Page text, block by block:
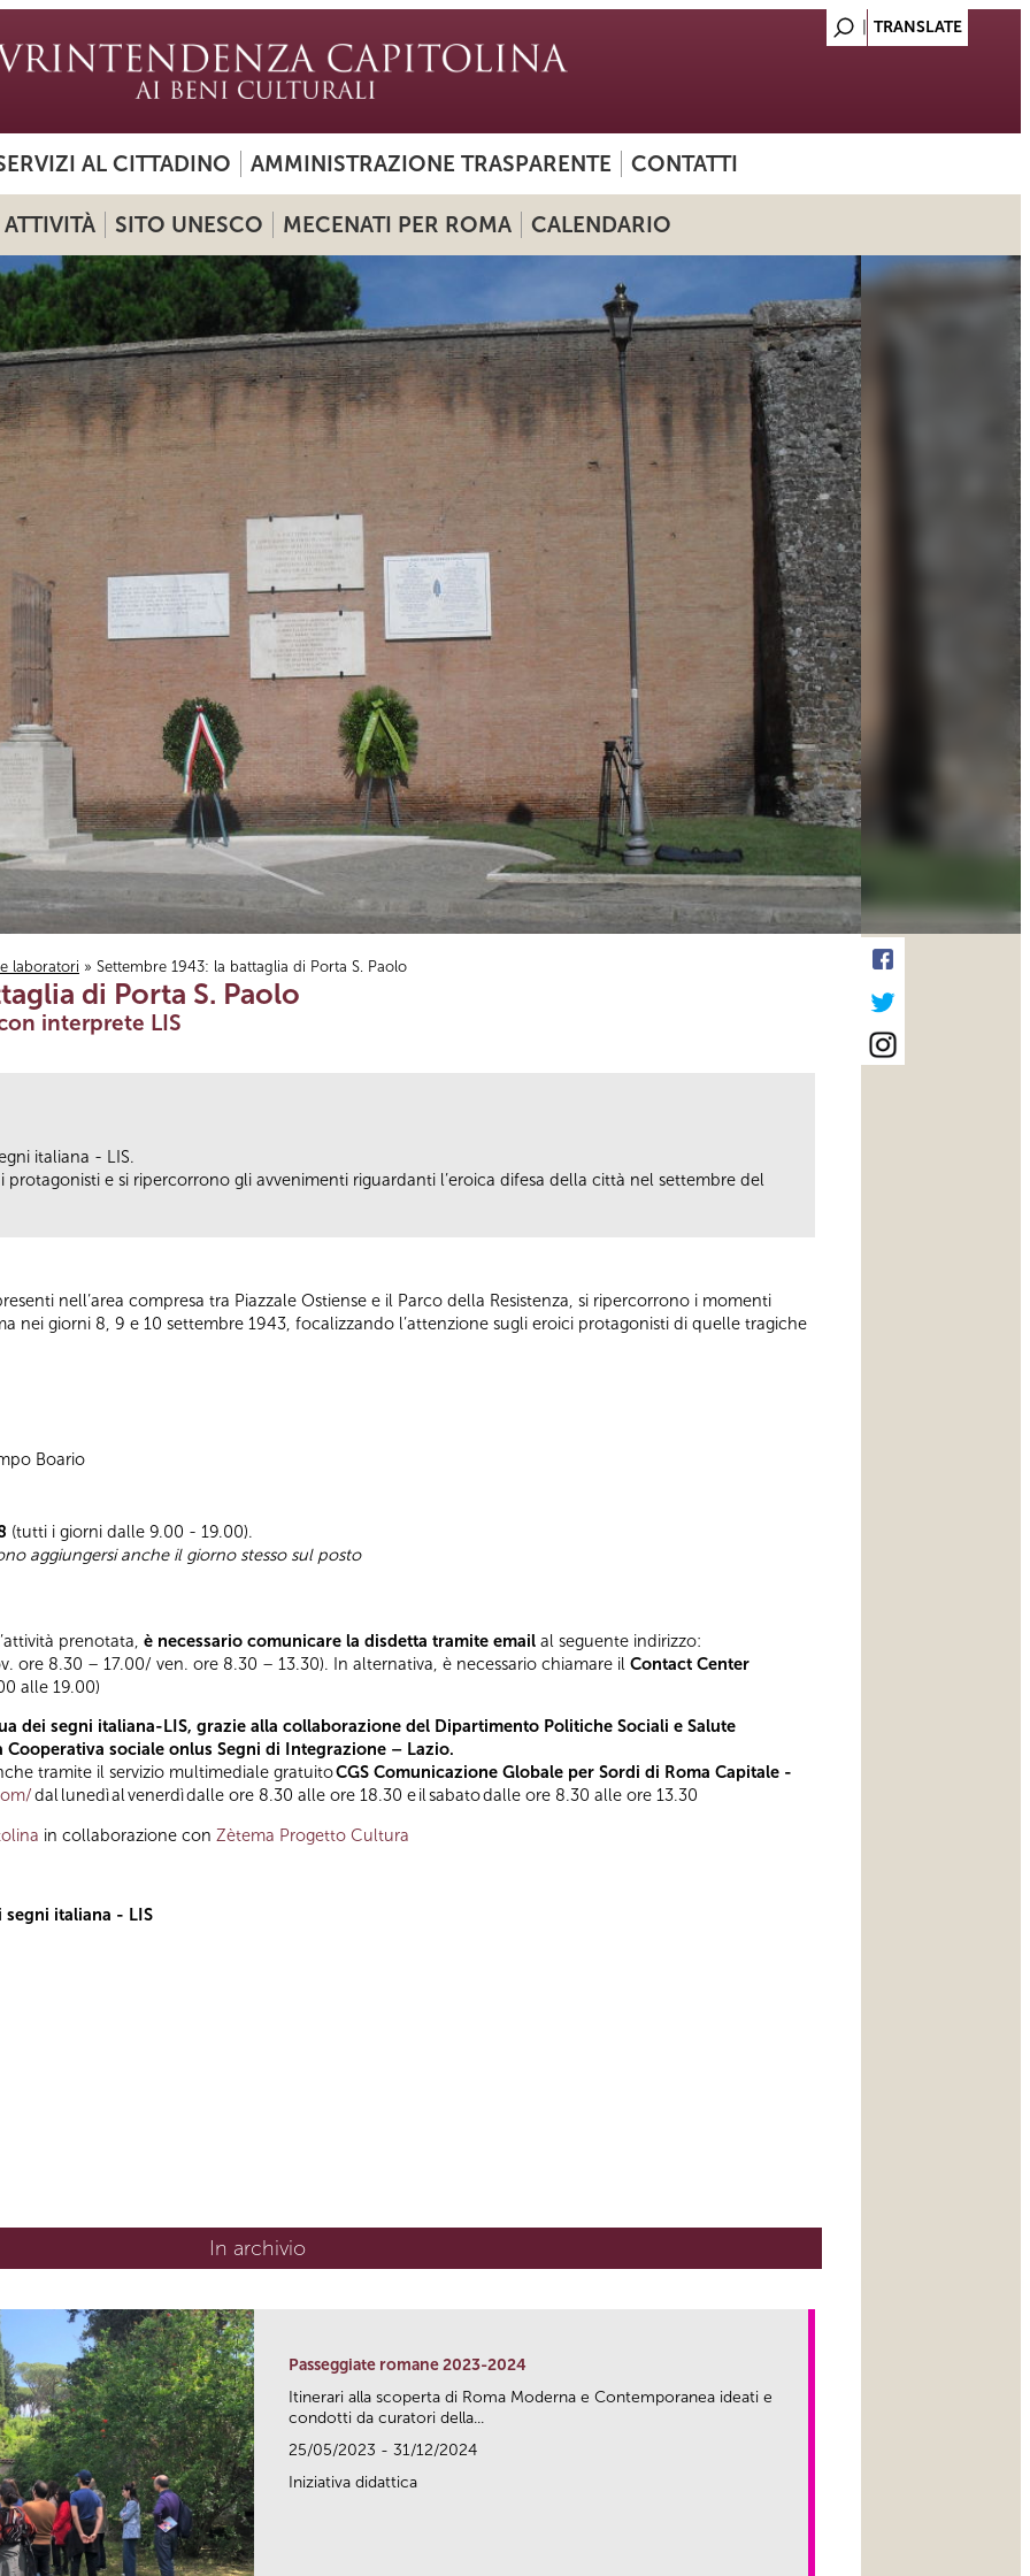
AL CITTADINO AMMINISTRAZIONE TRASPARENTE CONTATTI
ATTIVITÀ SITO UNESCO MECENATI PER ROMA CALENDARIO
laboratori » Settembre 1943: la battaglia di Porta S. Paolo
di Porta S. Paolo
interprete LIS
italiana - LIS.
e si ripercorrono gli avvenimenti riguardanti l’eroica difesa della città nel settembre del
nell’area compresa tra Piazzale Ostiense e il Parco della Resistenza, si ripercorrono i momenti
nei giorni 8, 9 e 10 settembre 1943, focalizzando l’attenzione sugli eroici protagonisti di quelle tragiche
Boario
(tutti i giorni dalle 9.00 - 19.00).
aggiungersi anche il giorno stesso sul posto
prenotata, è necessario comunicare la disdetta tramite email al seguente indirizzo:
ore 8.30 – 17.00/ ven. ore 8.30 – 13.30). In alternativa, è necessario chiamare il Contact Center
alle 19.00)
dei segni italiana-LIS, grazie alla collaborazione del Dipartimento Politiche Sociali e Salute
Cooperativa sociale onlus Segni di Integrazione – Lazio.
tramite il servizio multimediale gratuitoCGS Comunicazione Globale per Sordi di Roma Capitale -
dal lunedì al venerdì dalle ore 8.30 alle ore 18.30 e il sabato dalle ore 8.30 alle ore 13.30
in collaborazione con Zètema Progetto Cultura
italiana - LIS
In archivio
Passeggiate romane 2023-2024
Itinerari alla scoperta di Roma Moderna e Contemporanea ideati e
condotti da curatori della...
25/05/2023 - 31/12/2024
Iniziativa didattica